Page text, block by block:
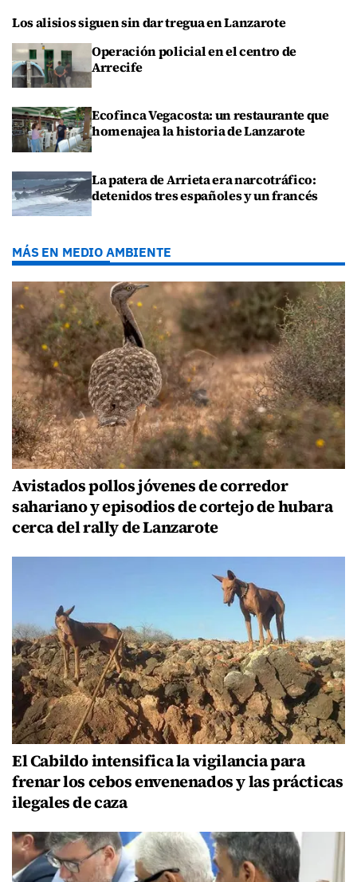
Los alisios siguen sin dar tregua en Lanzarote
Operación policial en el centro de
Arrecife
Ecofinca Vegacosta: un restaurante que
homenajea la historia de Lanzarote
La patera de Arrieta era narcotráfico:
detenidos tres españoles y un francés
MÁS EN MEDIO AMBIENTE
Avistados pollos jóvenes de corredor
sahariano y episodios de cortejo de hubara
cerca del rally de Lanzarote
El Cabildo intensifica la vigilancia para
frenar los cebos envenenados y las prácticas
ilegales de caza